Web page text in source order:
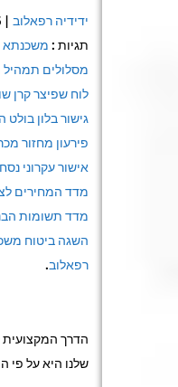
ידידיה רפאלוב | 13/9/2016
תגיות : משכנתא
מסלולים תמהיל
לוח שפיצר קרן
גישור בלון בולט
פירעון מחזור
אישור עקרוני
מדד המחירים
מדד תשומות
השגה ביטוח
רפאלוב.
הדרך
שלנו היא על